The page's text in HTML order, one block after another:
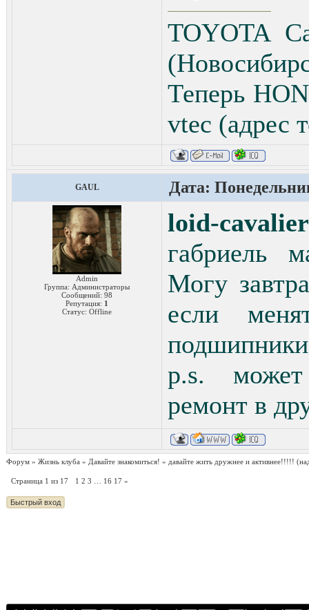
TOYOTA
Теперь
vtec (адрес
GAUL Дата:
Admin
Группа: Администраторы
Сообщений: 98
Репутация: 1
Статус: Offline
loid-cavalier
габриель
Могу
если
p.s.
ремонт в
Форум » Жизнь клуба » Давайте знакомиться! » давайте жить дружнее и активнее!!!!!
Страница 1 из 17 1 2 3 16 17 »